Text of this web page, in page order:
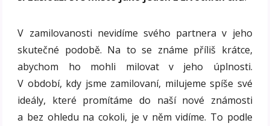
V zamilovanosti nevidíme svého partnera v jeho
skutečné podobě. Na to se známe příliš krátce,
abychom ho mohli milovat v jeho úplnosti.
V období, kdy jsme zamilovaní, milujeme spíše své
ideály, které promítáme do naší nové známosti
a bez ohledu na cokoli, je v něm vidíme. To podle